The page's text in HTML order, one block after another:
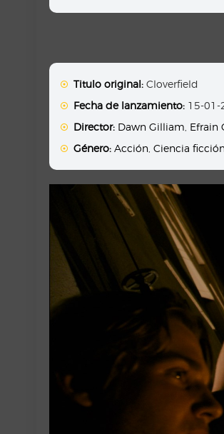
Titulo original: Cloverfield
Fecha de lanzamiento: 15-01-
Director: Dawn Gilliam Efrain
Género: Acción ,Ciencia ficción